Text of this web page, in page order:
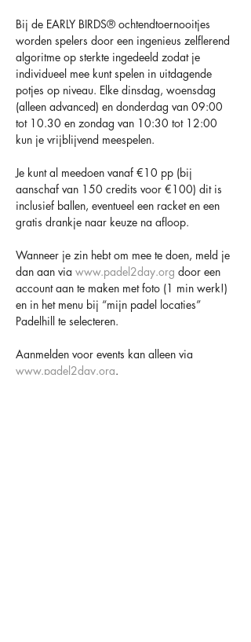
Bij de EARLY BIRDS®️ ochtendtoernooitjes
worden spelers door een ingenieus zelflerend
algoritme op sterkte ingedeeld zodat je
individueel mee kunt spelen in uitdagende
potjes op niveau. Elke dinsdag, woensdag
(alleen advanced) en donderdag van 09:00
tot 10.30 en zondag van 10:30 tot 12:00
kun je vrijblijvend meespelen.
Je kunt al meedoen vanaf €10 pp (bij
aanschaf van 150 credits voor €100) dit is
inclusief ballen, eventueel een racket en een
gratis drankje naar keuze na afloop.
Wanneer je zin hebt om mee te doen, meld je
dan aan via www.padel2day.org door een
account aan te maken met foto (1 min werk!)
en in het menu bij “mijn padel locaties”
Padelhill te selecteren.
Aanmelden voor events kan alleen via
www.padel2day.org.